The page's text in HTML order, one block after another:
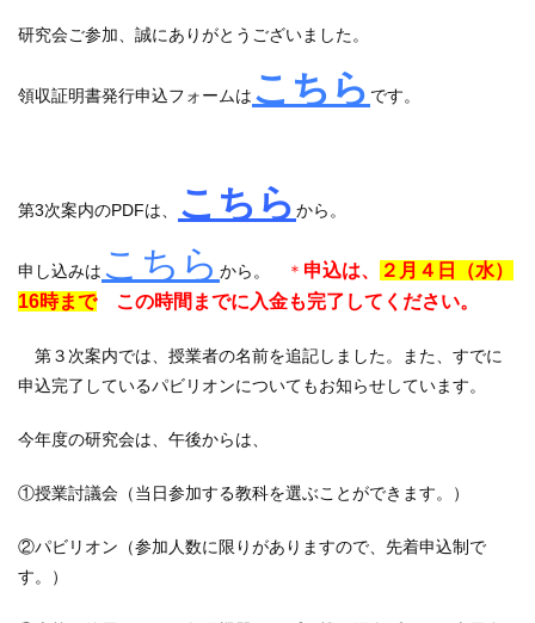
研究会ご参加、誠にありがとうございました。
領収証明書発行申込フォームは こちら です。
第3次案内のPDFは、 こちら から。
申し込みは こちら から。 ＊ 申込は、
２月４日（水）
16時までこの時間までに入金も完了してください。
第３次案内では、授業者の名前を追記しました。また、すでに
申込完了しているパビリオンについてもお知らせしています。
今年度の研究会は、午後からは、
①授業討議会（当日参加する教科を選ぶことができます。）
②パビリオン（参加人数に限りがありますので、先着申込制で
す。）